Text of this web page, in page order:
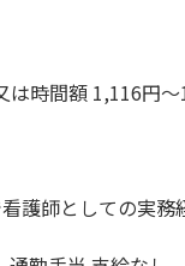
は時間額 1,116円
護師としての実務